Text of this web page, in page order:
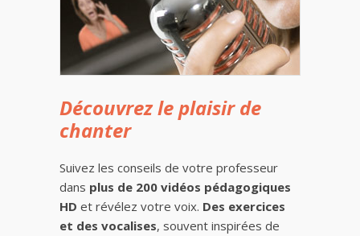
Découvrez le plaisir de
chanter
Suivez les conseils de votre professeur
dans plus de 200 vidéos pédagogiques
HD et révélez votre voix. Des exercices
et des vocalises, souvent inspirées de